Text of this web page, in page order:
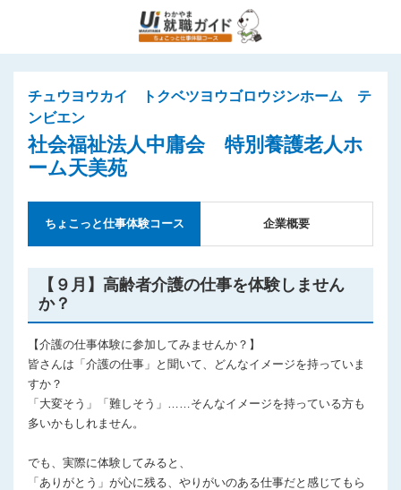
チュウヨウカイ トクベツヨウゴロウジンホーム テ
ンビエン
社会福祉法人中庸会 特別養護老人ホ
ーム天美苑
ちょこっと仕事体験コース 企業概要
【９月】高齢者介護の仕事を体験しません
か？
【介護の仕事体験に参加してみませんか？】
皆さんは「介護の仕事」と聞いて、どんなイメージを持っていま
すか？
「大変そう」「難しそう」……そんなイメージを持っている方も
多いかもしれません。
でも、実際に体験してみると、
「ありがとう」が心に残る、やりがいのある仕事だと感じてもら